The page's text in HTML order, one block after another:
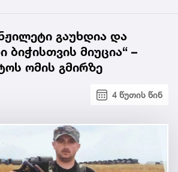
გაუხდია და
მიუცია“ –
ომის გმირზე
4 წუთის წინ